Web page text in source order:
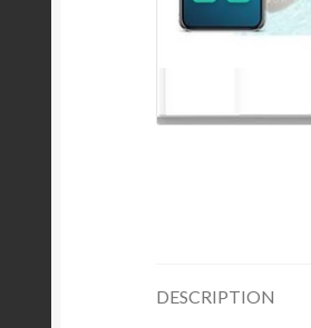
DESCRIPTION